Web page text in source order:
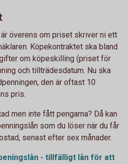
är överens om priset skriver ni ett
Köpekontraktet ska bland
om köpeskilling (priset för
och tillträdesdatum. Nu ska
den är oftast 10
pris.
men inte fått pengarna? Då kan
som du löser när du får
senast efter sex månader.
- tillfälligt lån för att